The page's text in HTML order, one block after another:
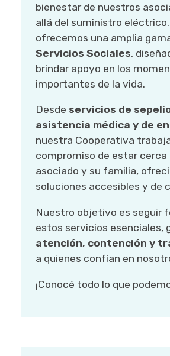
bienestar de nuestros
allá del suministro
ofrecemos una amplia
Servicios Sociales,
brindar apoyo en los
importantes de la vida.
Desde servicios de
asistencia médica y de
nuestra Cooperativa
compromiso de estar cerca
asociado y su familia,
soluciones accesibles y de
Nuestro objetivo es seguir
estos servicios esenciales,
atención, contención y
a quienes confían en
¡Conocé todo lo que